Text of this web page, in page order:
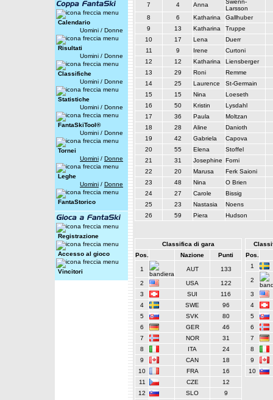
Calendario
Uomini / Donne
Risultati
Uomini / Donne
Classifiche
Uomini / Donne
Statistiche
Uomini / Donne
FantaSkiTool®
Uomini / Donne
Tornei
Uomini / Donne
Leghe
Uomini / Donne
FantaStorico
Registrazione
Accesso al gioco
Vincitori
7
4 Anna
Swenn-
Larsson
8
6 Katharina
Gallhuber
9
13 Katharina
Truppe
10
17 Lena
Duerr
11
9 Irene
Curtoni
12
12 Katharina
Liensberger
13
29 Roni
Remme
14
25 Laurence
St-Germain
15
15 Nina
Loeseth
16
50 Kristin
Lysdahl
17
36 Paula
Moltzan
18
28 Aline
Danioth
19
42 Gabriela
Capova
20
55 Elena
Stoffel
21
31 Josephine Forni
22
20 Marusa
Ferk Saioni
23
48 Nina
O Brien
24
27 Carole
Bissig
25
23 Nastasia
Noens
26
59 Piera Hudson
Classifica di gara
Pos.
Nazione Punti
1 AUT 133
2 USA
122
3
SUI
116
4
SWE
96
5
SVK
80
6
GER
46
7
NOR
31
8
ITA
24
9
CAN
18
10
FRA
16
11
CZE
12
12
SLO
9
Pos.
1
2
3
4
5
6
7
8
9
10